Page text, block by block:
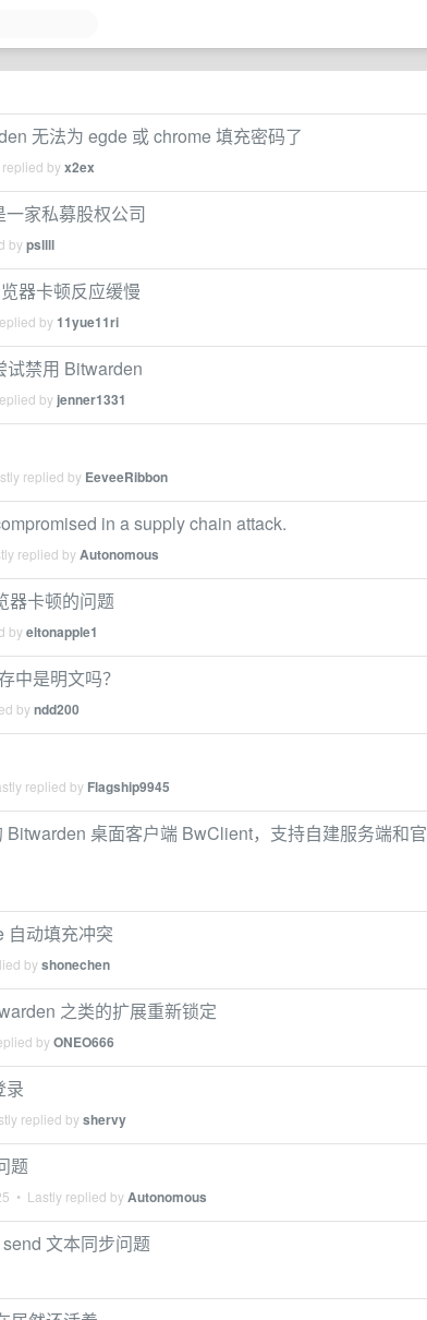
无法为 egde 或 chrome 填充密码了
byx2ex
家私募股权公司
bypsllll
器卡顿反应缓慢
by11yue11ri
试禁用 Bitwarden
by jenner1331
replied by EeveeRibbon
in a supply chain attack.
replied byAutonomous
器卡顿的问题
byeltonapple1
中是明文吗？
byndd200
replied by Flagship9945
桌面客户端 BwClient，支持自建服务端和官
自动填充冲突
byshonechen
之类的扩展重新锁定
byONEO666
录
replied byshervy
题
• Lastly replied byAutonomous
文本同步问题